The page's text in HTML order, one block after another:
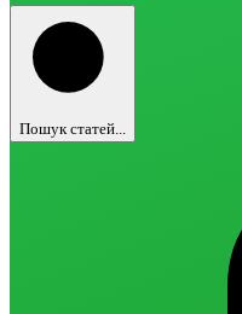
Пошук статей...